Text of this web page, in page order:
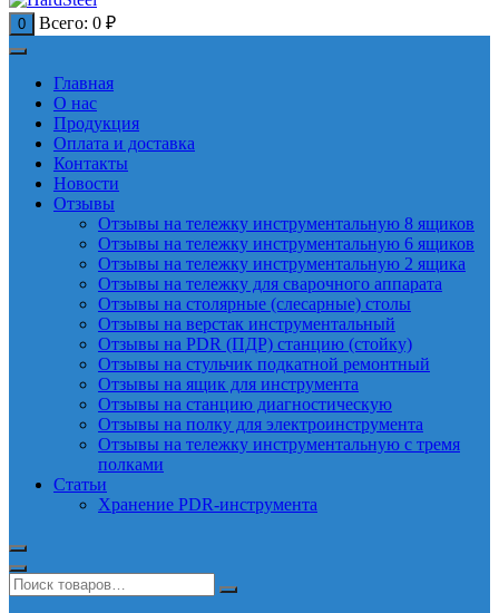
0 Всего: 0 ₽
Главная
О нас
Продукция
Оплата и доставка
Контакты
Новости
Отзывы
Отзывы на тележку инструментальную 8 ящиков
Отзывы на тележку инструментальную 6 ящиков
Отзывы на тележку инструментальную 2 ящика
Отзывы на тележку для сварочного аппарата
Отзывы на столярные (слесарные) столы
Отзывы на верстак инструментальный
Отзывы на PDR (ПДР) станцию (стойку)
Отзывы на стульчик подкатной ремонтный
Отзывы на ящик для инструмента
Отзывы на станцию диагностическую
Отзывы на полку для электроинструмента
Отзывы на тележку инструментальную с тремя
полками
Статьи
Хранение PDR-инструмента